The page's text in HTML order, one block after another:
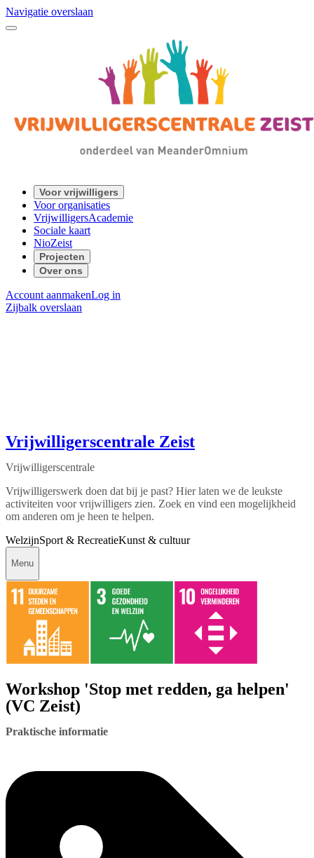
Navigatie overslaan
Voor vrijwilligers
Voor organisaties
VrijwilligersAcademie
Sociale kaart
NioZeist
Projecten
Over ons
Account aanmakenLog in
Zijbalk overslaan
Vrijwilligerscentrale Zeist
Vrijwilligerscentrale
Vrijwilligerswerk doen dat bij je past? Hier laten we de leukste
activiteiten voor vrijwilligers zien. Zoek en vind een mogelijkheid
om anderen om je heen te helpen.
WelzijnSport & RecreatieKunst & cultuur
Menu
Workshop 'Stop met redden, ga helpen'
(VC Zeist)
Praktische informatie